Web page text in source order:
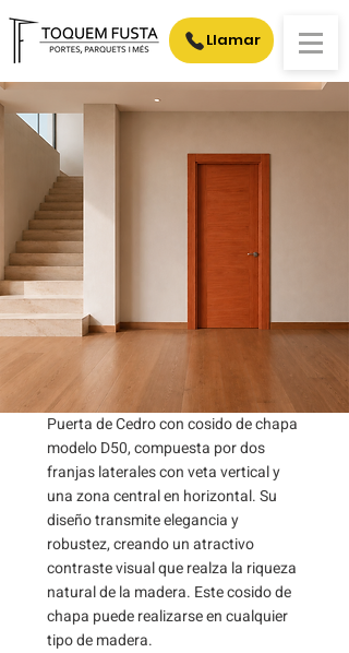
Llamar
Puerta de Cedro con cosido de chapa
modelo D50, compuesta por dos
franjas laterales con veta vertical y
una zona central en horizontal. Su
diseño transmite elegancia y
robustez, creando un atractivo
contraste visual que realza la riqueza
natural de la madera. Este cosido de
chapa puede realizarse en cualquier
tipo de madera.